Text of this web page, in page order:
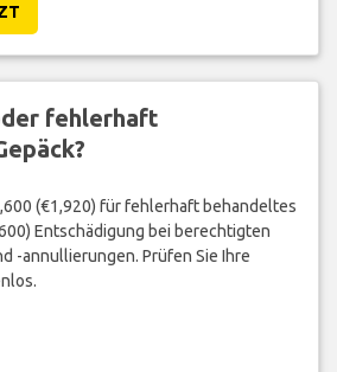
fehlerhaft
(€1,920) für fehlerhaft behandeltes
Entschädigung bei berechtigten
-annullierungen. Prüfen Sie Ihre